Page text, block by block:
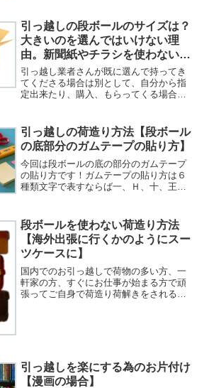
の方の結婚する予定の方はピンときてい
ないかもしれませんが、カ...
引っ越しの段ボールのサイズは？
大きいのを選んではいけない理
由。新聞紙やチラシを使わない荷
造り方法もご紹介
引っ越し業者さんが既に選んで持ってき
てくださる場合は別として、自分から指
定出来たり、購入、もらってくる場合を
は小を兼ねる感覚で大きい段ボールを選
びがちですが、小の方が便...
引っ越しの荷造り方法【段ボール
の底部分のガムテープの貼り方】
今回は段ボールの底の部分のガムテープ
の貼り方です！ガムテープの貼り方は６
種類文字で表すならば一、Ｈ、十、王、
分です。次にＨ。一に両端を貼るタイ
プ。長距離移動の時に向いて...
段ボールを使わない荷造り方法
【海外出張に行くかのようにスー
ツケースに】
国内でのお引っ越しで荷物の多い方、一
軒家の方、すぐにお仕事が始まる方で頑
張ってご自身で荷造り荷解きをされる方
引っ越しを楽にする為のお片付け
【漫画の場合】